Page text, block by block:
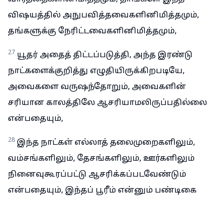
விஷயத்தில் அநுபவித்தவைகளினிமித்தமும்,
தங்களுக்கு நேரிட்டவைகளினிமித்தமும்,
27 யூதர் அதைத் திட்டப்படுத்தி, அந்த இரண்டு
நாட்களைக்குறித்து எழுதியிருக்கிறபடியே,
அவைகளை வருஷந்தோறும், அவைகளின்
சரியான காலத்திலே ஆசரியாமலிருப்பதில்லை
என்பதையும்,
28 இந்த நாட்கள் எல்லாத் தலைமுறைகளிலும்,
வம்சங்களிலும், தேசங்களிலும், ஊர்களிலும்
நினைவுகூரப்பட்டு ஆசரிக்கப்படவேண்டும்
என்பதையும், இந்தப் பூரீம் என்னும் பண்டிகை